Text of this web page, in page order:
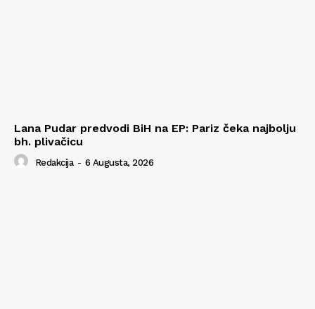
Lana Pudar predvodi BiH na EP: Pariz čeka najbolju
bh. plivačicu
Redakcija - 6 Augusta, 2026